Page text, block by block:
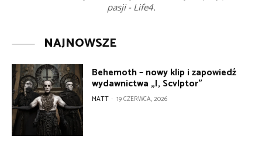
pasji - Life4.
NAJNOWSZE
Behemoth – nowy klip i zapowiedź
wydawnictwa „I, Scvlptor”
MATT - 19 CZERWCA, 2026